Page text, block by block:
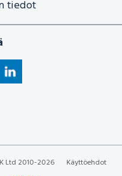
tiedot
Ltd 2010-2026 Käyttöehdot